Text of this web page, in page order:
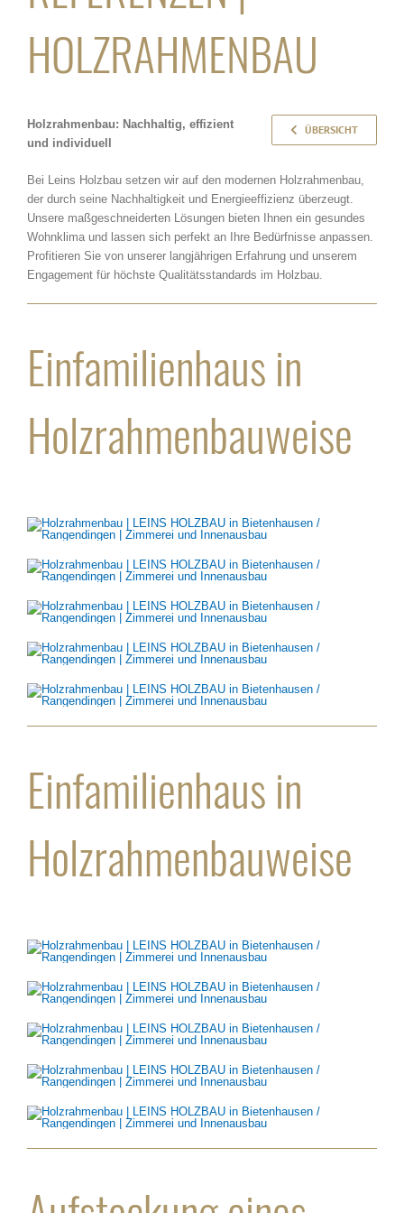
HOLZRAHMENBAU
ÜBERSICHT
Holzrahmenbau: Nachhaltig, effizient
und individuell
Bei Leins Holzbau setzen wir auf den modernen Holzrahmenbau,
der durch seine Nachhaltigkeit und Energieeffizienz überzeugt.
Unsere maßgeschneiderten Lösungen bieten Ihnen ein gesundes
Wohnklima und lassen sich perfekt an Ihre Bedürfnisse anpassen.
Profitieren Sie von unserer langjährigen Erfahrung und unserem
Engagement für höchste Qualitätsstandards im Holzbau.
Einfamilienhaus in
Holzrahmenbauweise
Einfamilienhaus in
Holzrahmenbauweise